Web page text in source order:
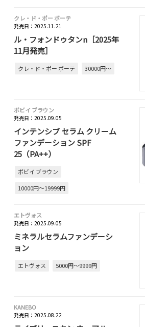
クレ・ド・ポー ボーテ
発売日：2025.11.21
ル・フォンドゥタンn［2025年
11月発売］
クレ・ド・ポー ボーテ 30000円～
ボビイ ブラウン
発売日：2025.09.05
インテンシブ セラム クリーム
ファンデーション SPF
25（PA++）
ボビイ ブラウン
10000円～19999円
エトヴォス
発売日：2025.09.05
ミネラルセラムファンデーシ
ョン
エトヴォス 5000円～9999円
KANEBO
発売日：2025.08.22